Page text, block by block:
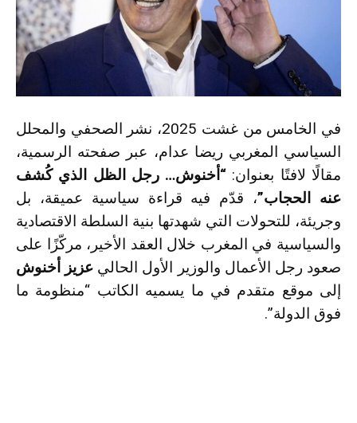
في الخامس من غشت 2025، نشر الصحفي والمحلل
السياسي المغربي ريضا عدام، عبر صفحته الرسمية،
مقالًا لافتًا بعنوان: “أخنوش… رجل الظل الذي كُشف
عنه الحجاب”، قدّم فيه قراءة سياسية عميقة، بل
وجريئة، للتحولات التي شهدتها بنية السلطة الاقتصادية
والسياسية في المغرب خلال العقد الأخير، مركّزًا على
صعود رجل الأعمال والوزير الأول الحالي عزيز أخنوش
إلى موقع متقدم في ما يسميه الكاتب “منظومة ما
فوق الدولة”.